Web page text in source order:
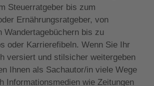
Steuerratgeber bis zum
Ernährungsratgeber, von
Wandertagebüchern bis zu
oder Karrierefibeln. Wenn Sie Ihr
versiert und stilsicher weitergeben
Ihnen als Sachautor/in viele Wege
Informationsmedien wie Zeitungen